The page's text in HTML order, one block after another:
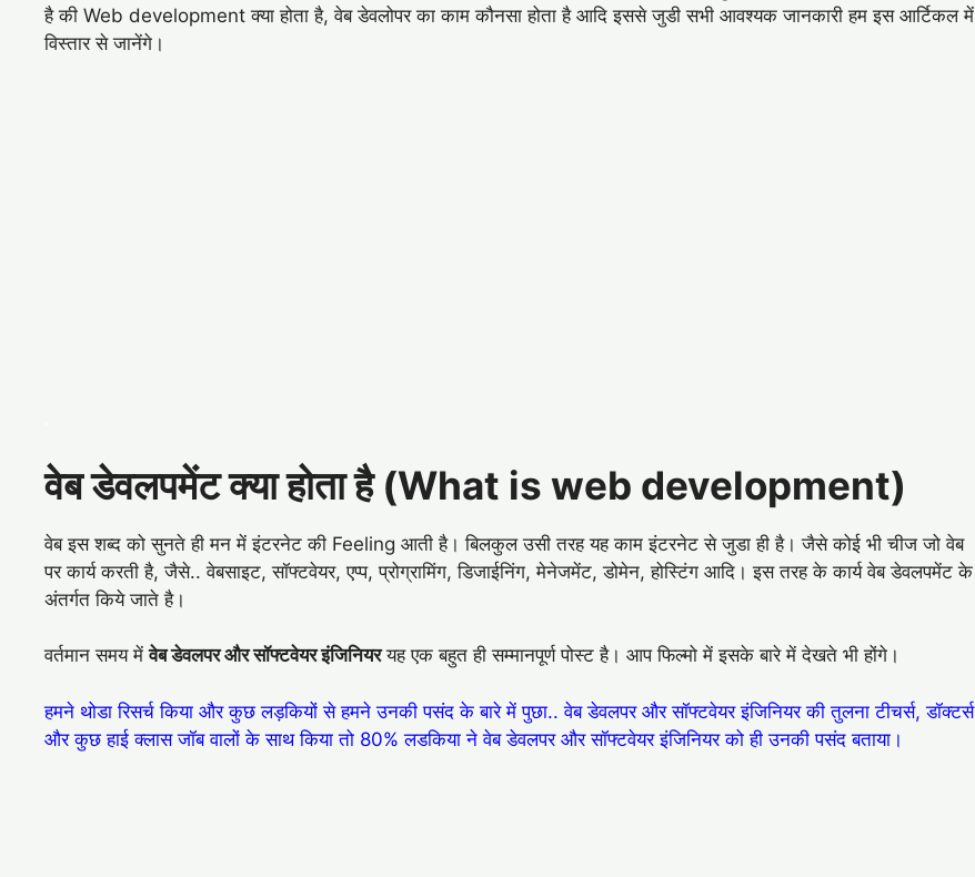
है की Web development क्या होता है, वेब डेवलोपर का काम कौनसा होता है आदि इससे जुडी सभी आवश्यक जानकारी हम इस आर्टिकल में
विस्तार से जानेंगे।
वेब डेवलपमेंट क्या होता है (What is web development)
वेब इस शब्द को सुनते ही मन में इंटरनेट की Feeling आती है। बिलकुल उसी तरह यह काम इंटरनेट से जुडा ही है। जैसे कोई भी चीज जो वेब
पर कार्य करती है, जैसे.. वेबसाइट, सॉफ्टवेयर, एप्प, प्रोग्रामिंग, डिजाईनिंग, मेनेजमेंट, डोमेन, होस्टिंग आदि। इस तरह के कार्य वेब डेवलपमेंट के
अंतर्गत किये जाते है।
वर्तमान समय मेंवेब डेवलपर और सॉफ्टवेयर इंजिनियरयह एक बहुत ही सम्‍मानपूर्ण पोस्ट है। आप फिल्मो में इसके बारे में देखते भी होंगे।
हमने थोडा रिसर्च किया और कुछ लड़कियों से हमने उनकी पसंद के बारे में पुछा.. वेब डेवलपर और सॉफ्टवेयर इंजिनियर की तुलना टीचर्स, डॉक्टर्स
और कुछ हाई क्लास जॉब वालों के साथ किया तो 80% लडकिया ने वेब डेवलपर और सॉफ्टवेयर इंजिनियर को ही उनकी पसंद बताया।